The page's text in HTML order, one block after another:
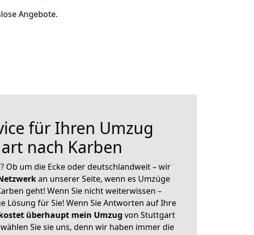
Angebote.
für Ihren Umzug
nach Karben
Ob um die Ecke oder deutschlandweit – wir
an unserer Seite, wenn es Umzüge
geht! Wenn Sie nicht weiterwissen –
Lösung für Sie! Wenn Sie Antworten auf Ihre
überhaupt mein Umzug von Stuttgart
Sie sie uns, denn wir haben immer die